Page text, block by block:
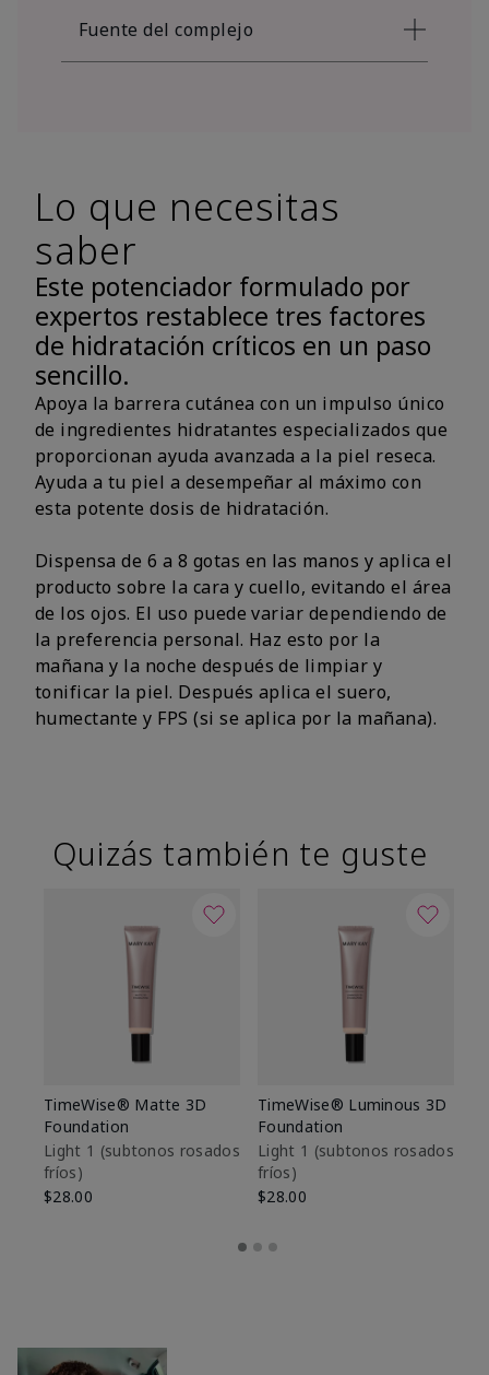
Fuente del complejo
Lo que necesitas
saber
Este potenciador formulado por
expertos restablece tres factores
de hidratación críticos en un paso
sencillo.
Apoya la barrera cutánea con un impulso único
de ingredientes hidratantes especializados que
proporcionan ayuda avanzada a la piel reseca.
Ayuda a tu piel a desempeñar al máximo con
esta potente dosis de hidratación.
Dispensa de 6 a 8 gotas en las manos y aplica el
producto sobre la cara y cuello, evitando el área
de los ojos. El uso puede variar dependiendo de
la preferencia personal. Haz esto por la
mañana y la noche después de limpiar y
tonificar la piel. Después aplica el suero,
humectante y FPS (si se aplica por la mañana).
Quizás también te guste
TimeWise® Matte 3D
Foundation
Light 1​ (subtonos rosados
fríos)
$28.00
TimeWise® Luminous 3D
Foundation
Light 1​ (subtonos rosados
fríos)
$28.00